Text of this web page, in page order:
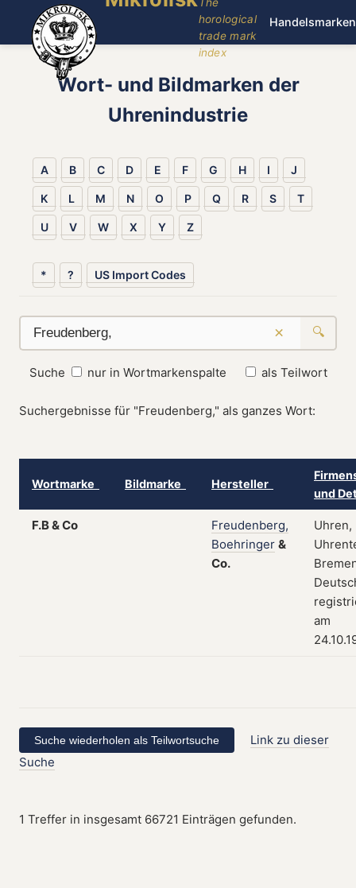
horological
trade mark
index
Handelsmarken
Wort- und Bildmarken der
Uhrenindustrie
A B C D E F G H I J
K L M N O P Q R S T
U V W X Y Z
* ? US Import Codes
× 🔍
Suche nur in Wortmarkenspalte als Teilwort
Suchergebnisse für "Freudenberg," als ganzes Wort:
Wortmarke Bildmarke Hersteller
und
F.B & Co
Freudenberg,
Boehringer &
Co.
Uhren,
am
Link zu dieser
Suche
1 Treffer in insgesamt 66721 Einträgen gefunden.